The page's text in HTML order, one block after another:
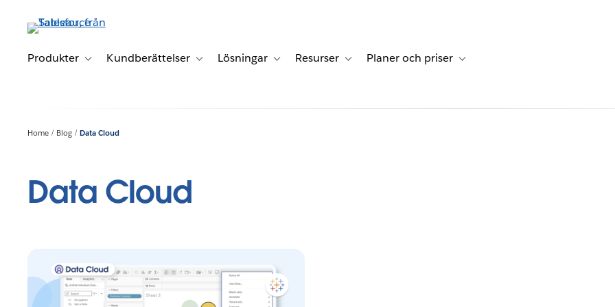
vidare
huvudinnehållet
Produkter Toggle sub-navigation for Produkter
Kundberättelser Toggle sub-navigation for Kundberättelser
Lösningar Toggle sub-navigation for Lösningar
Resurser Toggle sub-navigation for Resurser
Planer och priser Toggle sub-navigation for Planer och
Home Blog Data Cloud
Data Cloud